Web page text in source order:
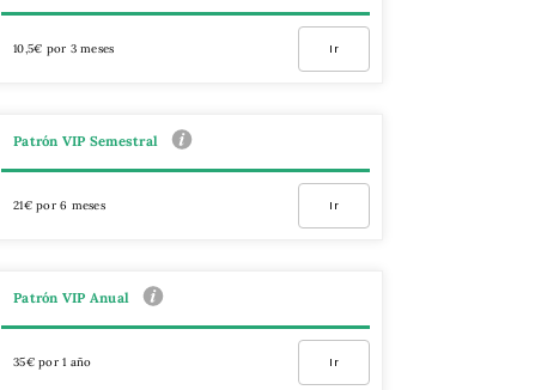
10,5€ por 3 meses Ir
Patrón VIP Semestral
21€ por 6 meses Ir
Patrón VIP Anual
35€ por 1 año Ir